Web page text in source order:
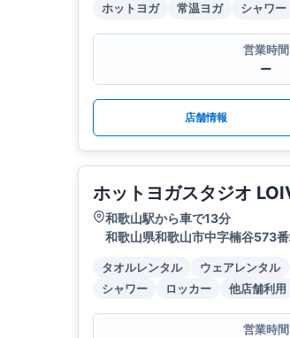
ホットヨガ
常温ヨガ シャワー
営業時間
ー
店舗情報
ホットヨガスタジオ
和歌山駅から車で13分
和歌山県和歌山市中字楠谷573
タオルレンタル ウェアレンタル
シャワー
ロッカー 他店舗利用
営業時間